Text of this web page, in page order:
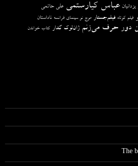
عباس کیارستمی علی حاتمی
فیلم کوتاه فیلم‌جستار موج نو سینمای فرانسه ناداستان
دور حرف می‌زنم ژان‌لوک گدار کتاب خواندن
The